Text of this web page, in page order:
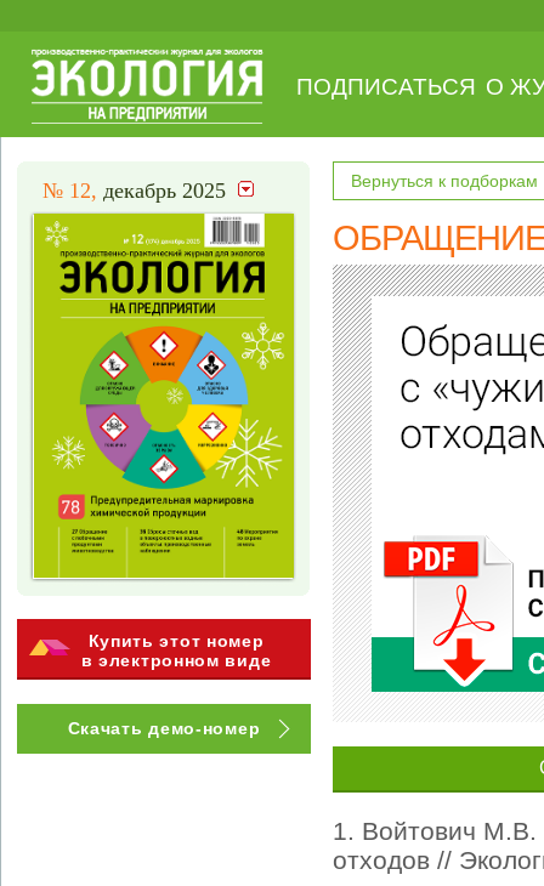
ПОДПИСАТЬСЯ О
№ 12, декабрь 2025
Купить этот номер
в электронном виде
Скачать демо-номер
Вернуться к подборкам
1. Войтович М.В.
отходов //